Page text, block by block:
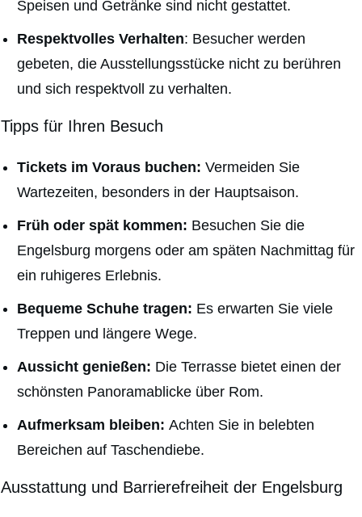
Speisen und Getränke sind nicht gestattet.
Respektvolles Verhalten: Besucher werden
gebeten, die Ausstellungsstücke nicht zu berühren
und sich respektvoll zu verhalten.
Tipps für Ihren Besuch
Tickets im Voraus buchen: Vermeiden Sie
Wartezeiten, besonders in der Hauptsaison.
Früh oder spät kommen: Besuchen Sie die
Engelsburg morgens oder am späten Nachmittag für
ein ruhigeres Erlebnis.
Bequeme Schuhe tragen: Es erwarten Sie viele
Treppen und längere Wege.
Aussicht genießen: Die Terrasse bietet einen der
schönsten Panoramablicke über Rom.
Aufmerksam bleiben: Achten Sie in belebten
Bereichen auf Taschendiebe.
Ausstattung und Barrierefreiheit der Engelsburg